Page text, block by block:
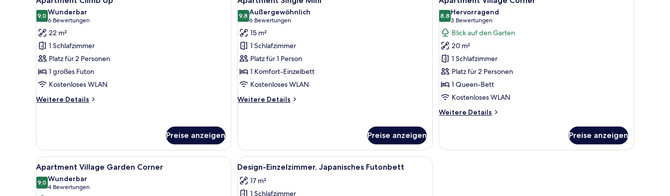
Fotos
für
Apartment
Climb
Up
anzeigen
9,09,0 von 10
Wunderbar
6 Bewertungen
(6
Bewertungen)
22 m²
1 Schlafzimmer
Platz für 2 Personen
1 großes Futon
Kostenloses WLAN
Weitere Details
Weitere
Up
Preise anzeigen
Fotos
für
Apartment
Single
Mini
anzeigen
9,89,8 von 10
Außergewöhnlich
6 Bewertungen
(6
Bewertungen)
15 m²
1 Schlafzimmer
Platz für 1 Person
1 Komfort-Einzelbett
Kostenloses WLAN
Weitere Details
Weitere
Mini
Preise anzeigen
Fotos
für
Apartment
VIllage
Corner
anzeigen
8,88,8 von 10
Hervorragend
3 Bewertungen
(3
Bewertungen)
Blick auf den Garten
20 m²
1 Schlafzimmer
Platz für 2 Personen
1 Queen-Bett
Kostenloses WLAN
Weitere Details
Weitere
VIllage
Preise anzeigen
Alle
Fotos
für
Ein modernes Hotelzimmer mit Bett, Essbereich und Küchenzeile.
7
Apartment Village Garden Corner
9,09,0 von 10
Wunderbar
4 Bewertungen
(4
Alle
Fotos
für
Eine kompakte Küche mit Mikrowelle, Wasserkocher und Kaffeemaschine. Ein kleiner Essbereich mit Tisch und
5
Design-Einzelzimmer, Japanisches Futonbett
17 m²
1 Schlafzimmer